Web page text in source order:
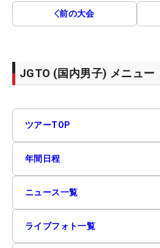
前の大会
JGTO (国内男子) メニュー
ツアーTOP
年間日程
ニュース一覧
ライブフォト一覧